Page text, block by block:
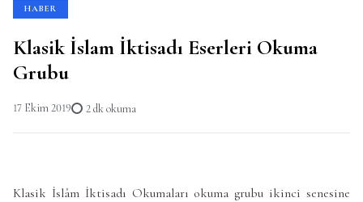
HABER
Klasik İslam İktisadı Eserleri Okuma
Grubu
17 Ekim 2019 2 dk okuma
Klasik İslâm İktisadı Okumaları okuma grubu ikinci senesine